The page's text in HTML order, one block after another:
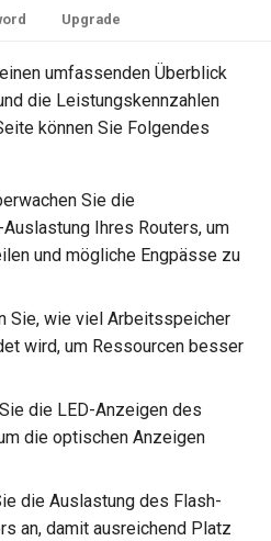
Upgrade
umfassenden Überblick
die Leistungskennzahlen
können Sie Folgendes
Sie die
Ihres Routers, um
und mögliche Engpässe zu
Sie, wie viel Arbeitsspeicher
wird, um Ressourcen besser
die LED-Anzeigen des
die optischen Anzeigen
die Auslastung des Flash-
an, damit ausreichend Platz